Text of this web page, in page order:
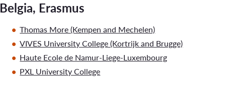
Belgia, Erasmus
Thomas More (Kempen and Mechelen)
VIVES University College (Kortrijk and Brugge)
Haute Ecole de Namur-Liege-Luxembourg
PXL University College